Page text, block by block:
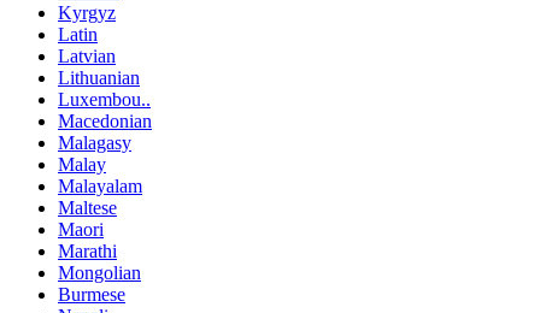
Kyrgyz
Latin
Latvian
Lithuanian
Luxembou..
Macedonian
Malagasy
Malay
Malayalam
Maltese
Maori
Marathi
Mongolian
Burmese